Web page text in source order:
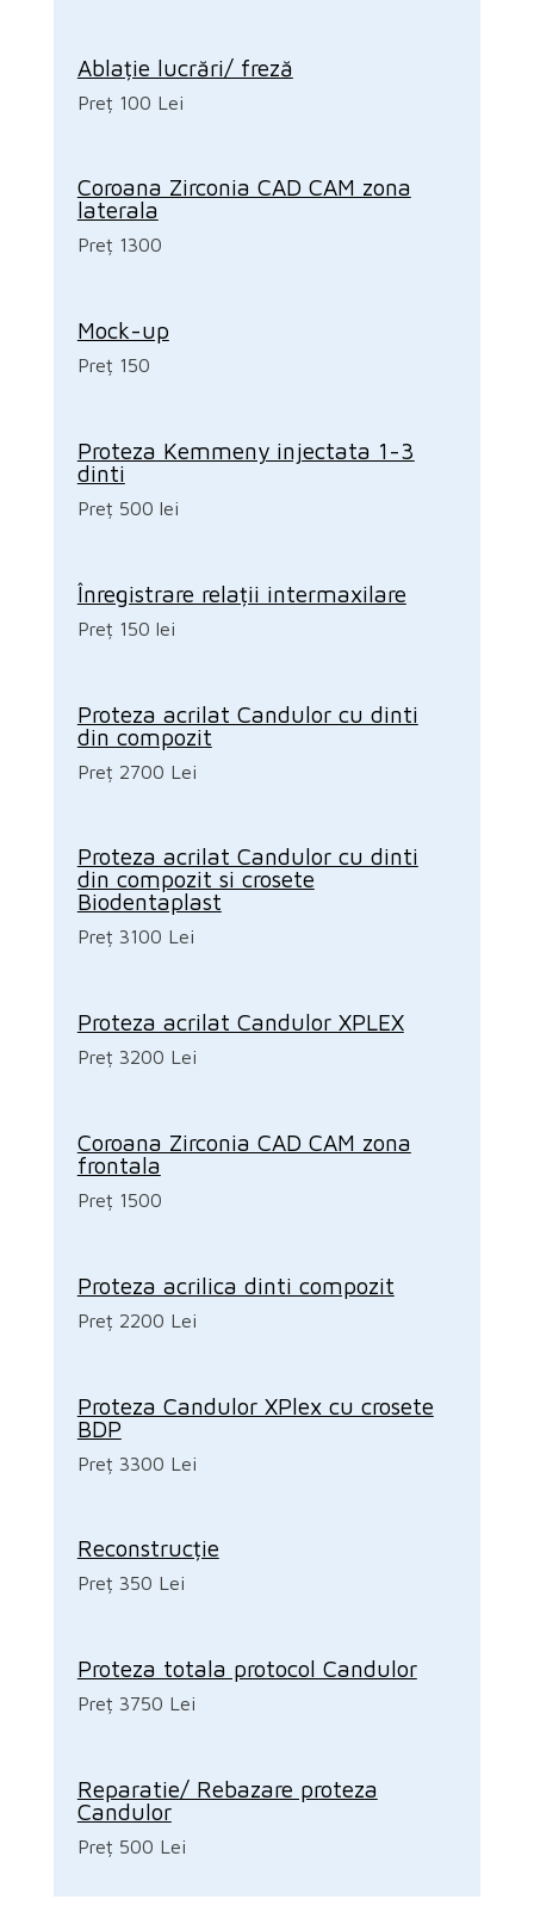
Ablație lucrări/ freză
Preț 100 Lei
Coroana Zirconia CAD CAM zona
laterala
Preț 1300
Mock-up
Preț 150
Proteza Kemmeny injectata 1-3
dinti
Preț 500 lei
Înregistrare relații intermaxilare
Preț 150 lei
Proteza acrilat Candulor cu dinti
din compozit
Preț 2700 Lei
Proteza acrilat Candulor cu dinti
din compozit si crosete
Biodentaplast
Preț 3100 Lei
Proteza acrilat Candulor XPLEX
Preț 3200 Lei
Coroana Zirconia CAD CAM zona
frontala
Preț 1500
Proteza acrilica dinti compozit
Preț 2200 Lei
Proteza Candulor XPlex cu crosete
BDP
Preț 3300 Lei
Reconstrucție
Preț 350 Lei
Proteza totala protocol Candulor
Preț 3750 Lei
Reparatie/ Rebazare proteza
Candulor
Preț 500 Lei